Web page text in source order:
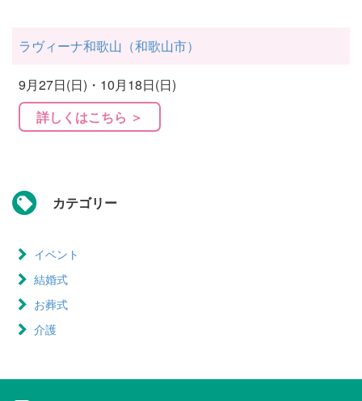
ラヴィーナ和歌山（和歌山市）
9月27日(日)・10月18日(日)
詳しくはこちら ＞
カテゴリー
イベント
結婚式
お葬式
介護